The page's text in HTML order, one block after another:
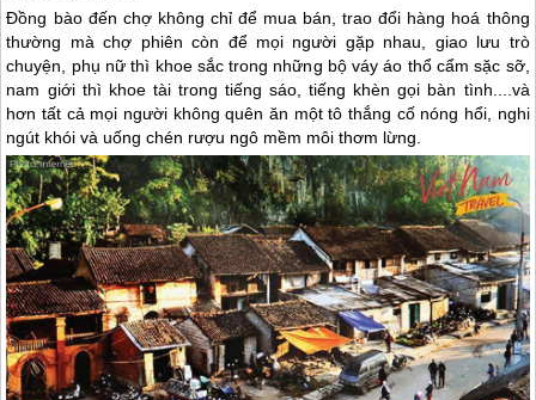
Đồng bào đến chợ không chỉ để mua bán, trao đổi hàng hoá thông
thường mà chợ phiên còn để mọi người gặp nhau, giao lưu trò
chuyện, phụ nữ thì khoe sắc trong những bộ váy áo thổ cẩm sặc sỡ,
nam giới thì khoe tài trong tiếng sáo, tiếng khèn gọi bàn tình....và
hơn tất cả mọi người không quên ăn một tô thắng cố nóng hổi, nghi
ngút khói và uống chén rượu ngô mềm môi thơm lừng.